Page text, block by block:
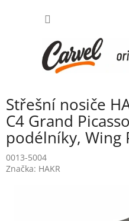
Střešní nosiče
C4 Grand
podélníky, Wing
0013-5004
Značka: HAKR